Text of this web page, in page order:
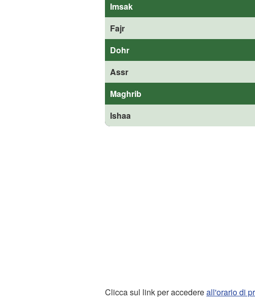
Imsak
Fajr
Dohr
Assr
Maghrib
Ishaa
Clicca sul link per accedereall'orario di